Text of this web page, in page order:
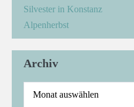
Silvester in Konstanz
Alpenherbst
Archiv